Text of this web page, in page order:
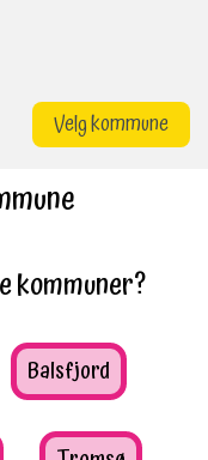
Velg kommune
kommuner?
Balsfjord